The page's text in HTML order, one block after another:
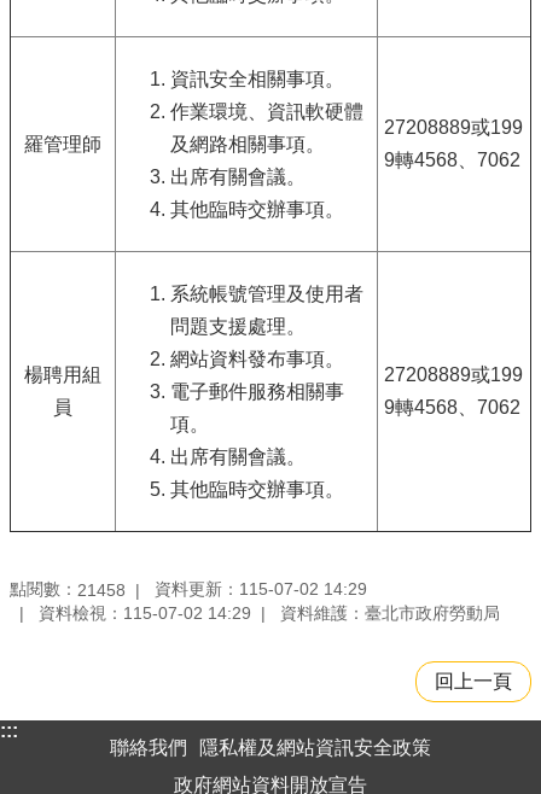
羅管理師
資訊安全相關事項。
作業環境、資訊軟硬體
及網路相關事項。
出席有關會議。
其他臨時交辦事項。
27208889或199
9轉4568、7062
楊聘用組
員
系統帳號管理及使用者
問題支援處理。
網站資料發布事項。
電子郵件服務相關事
項。
出席有關會議。
其他臨時交辦事項。
27208889或199
9轉4568、7062
點閱數： 21458
資料更新：115-07-02 14:29
資料檢視：115-07-02 14:29
資料維護：臺北市政府勞動局
回上一頁
:::
聯絡我們
隱私權及網站資訊安全政策
政府網站資料開放宣告